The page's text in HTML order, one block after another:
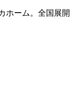
ホーム。全国展開